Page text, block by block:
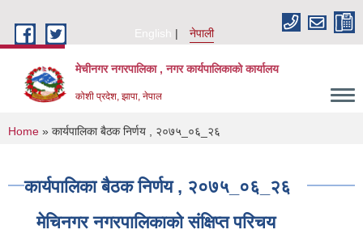
English
नेपाली
मेचीनगर नगरपालिका , नगर कार्यपालिकाको कार्यालय
कोशी प्रदेश, झापा, नेपाल
You are here
Home » कार्यपालिका बैठक निर्णय , २०७५_०६_२६
कार्यपालिका बैठक निर्णय , २०७५_०६_२६
मेचिनगर नगरपालिकाको संक्षिप्‍त परिचय